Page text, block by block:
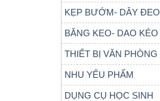
KẸP BƯỚM- DÂY ĐEO
BĂNG KEO- DAO KÉO
THIẾT BỊ VĂN PHÒNG
NHU YẾU PHẨM
DỤNG CỤ HỌC SINH